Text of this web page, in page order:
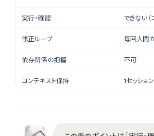
実行・確認 できない（
修正ループ 毎回人間
依存関係の把握 不可
コンテキスト保持 1セッショ